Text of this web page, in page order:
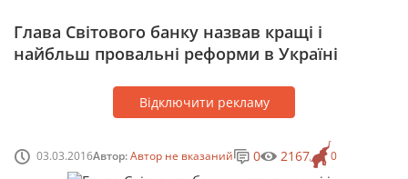
Глава Світового банку назвав кращі і
найбльш провальні реформи в Україні
Відключити рекламу
03.03.2016Автор:Автор не вказаний 0
0 2167